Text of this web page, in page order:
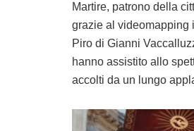
Martire, patrono della
grazie al videomapping
Piro di Gianni
hanno assistito allo
accolti da un lungo